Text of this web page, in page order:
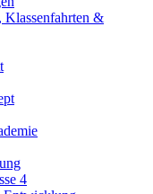
Klassenfahrten &
4